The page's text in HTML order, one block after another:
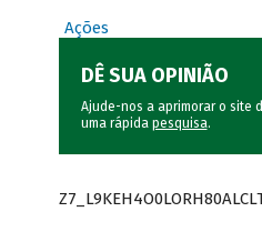
Ações
DÊ SUA OPINIÃO
Ajude-nos a aprimorar o site
uma rápida pesquisa.